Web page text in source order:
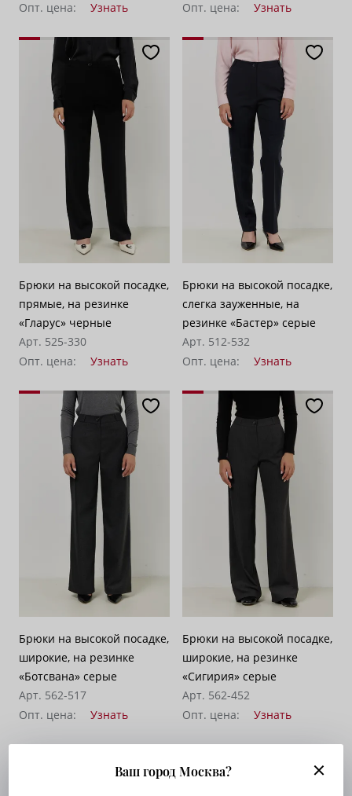
Опт. цена:
Узнать
Опт. цена:
Узнать
Брюки на высокой посадке,
прямые, на резинке
«Гларус» черные
Арт. 525-330
Опт. цена:
Узнать
Брюки на высокой посадке,
слегка зауженные, на
резинке «Бастер» серые
Арт. 512-532
Опт. цена:
Узнать
Брюки на высокой посадке,
широкие, на резинке
«Ботсвана» серые
Арт. 562-517
Опт. цена:
Узнать
Брюки на высокой посадке,
широкие, на резинке
«Сигирия» серые
Арт. 562-452
Опт. цена:
Узнать
Ваш город Москва?